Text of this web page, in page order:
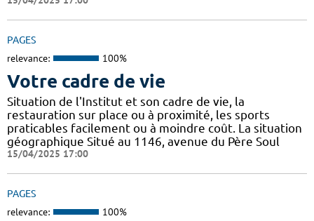
PAGES
relevance: 100%
Votre cadre de vie
Situation de l'Institut et son cadre de vie, la
restauration sur place ou à proximité, les sports
praticables facilement ou à moindre coût. La situation
géographique Situé au 1146, avenue du Père Soul
15/04/2025 17:00
PAGES
relevance: 100%